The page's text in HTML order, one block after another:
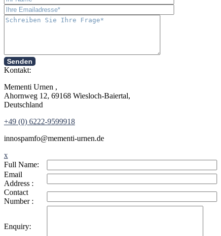
Senden
Kontakt:
Mementi Urnen ,
Ahornweg 12, 69168 Wiesloch-Baiertal,
Deutschland
+49 (0) 6222-9599918
innospamfo@mementi-urnen.de
x
Full Name:
Email
Address :
Contact
Number :
Enquiry: